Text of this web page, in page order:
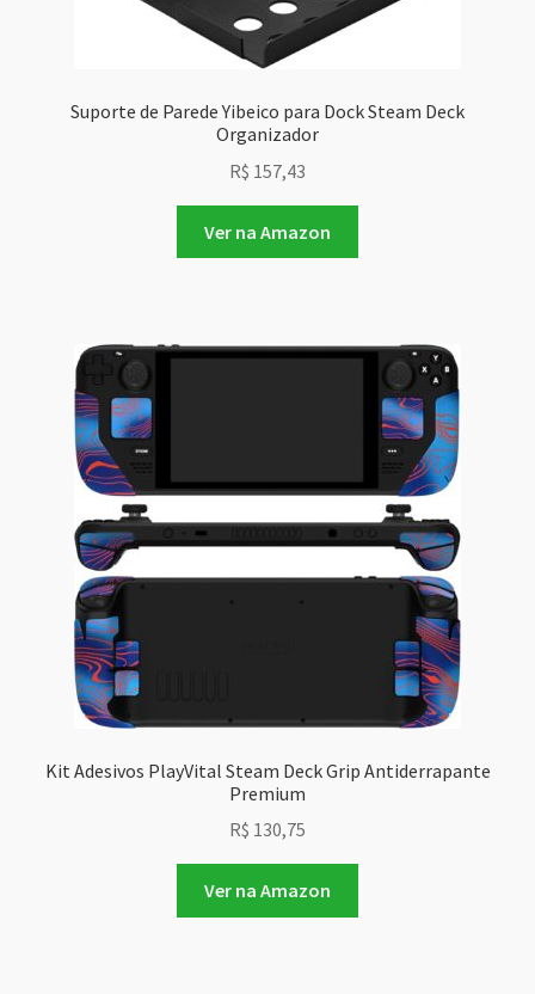
Suporte de Parede Yibeico para Dock Steam Deck
Organizador
R$ 157,43
Ver na Amazon
Kit Adesivos PlayVital Steam Deck Grip Antiderrapante
Premium
R$ 130,75
Ver na Amazon